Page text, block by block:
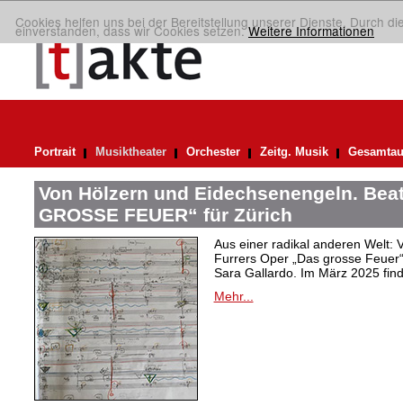
Cookies helfen uns bei der Bereitstellung unserer Dienste. Durch
einverstanden, dass wir Cookies setzen.Weitere Informationen
Portrait Musiktheater Orchester Zeitg. Musik
Von Hölzern und Eidechsenengeln.
GROSSE FEUER“ für Zürich
Aus einer radikal anderen Welt:
Furrers Oper „Das grosse
Sara Gallardo. Im März 2025
Mehr...